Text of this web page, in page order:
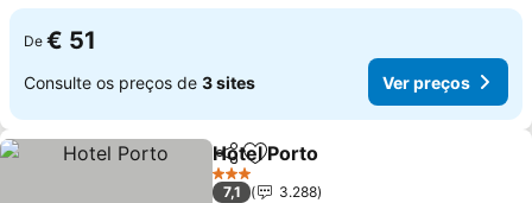
De € 51
Consulte os preços de 3 sites Ver preços
PartilharAdicionar aos favoritos
Hotel Porto
3 Estrelas
7,1
3.288